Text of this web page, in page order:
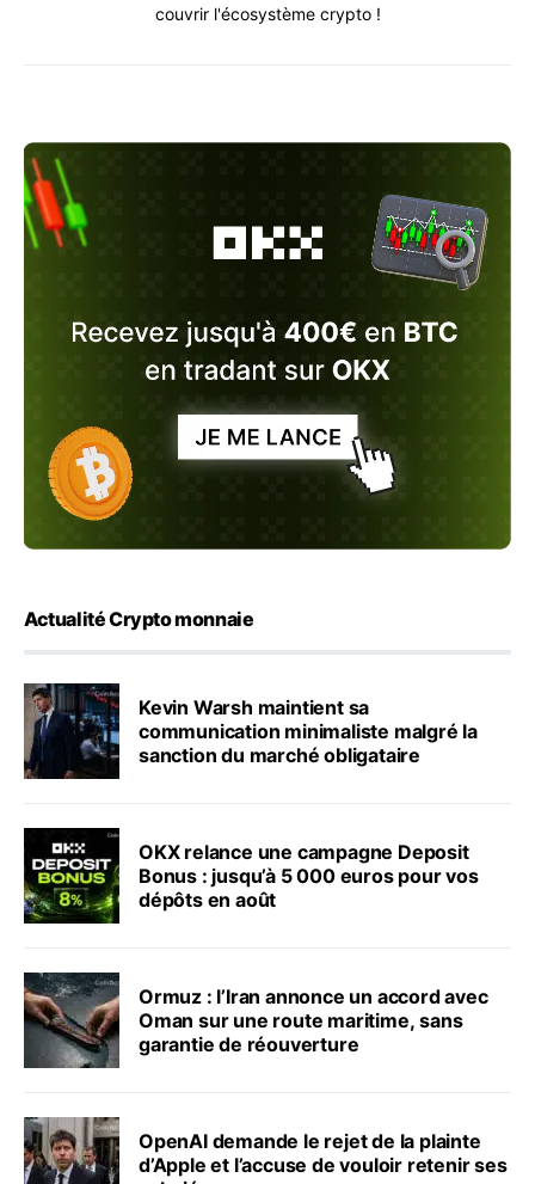
couvrir l'écosystème crypto !
Actualité Crypto monnaie
Kevin Warsh maintient sa
communication minimaliste malgré la
sanction du marché obligataire
OKX relance une campagne Deposit
Bonus : jusqu’à 5 000 euros pour vos
dépôts en août
Ormuz : l’Iran annonce un accord avec
Oman sur une route maritime, sans
garantie de réouverture
OpenAI demande le rejet de la plainte
d’Apple et l’accuse de vouloir retenir ses